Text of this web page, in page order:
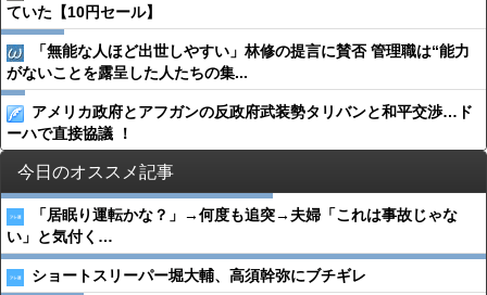
ていた【10円セール】
「無能な人ほど出世しやすい」林修の提言に賛否 管理職は“能力
がないことを露呈した人たちの集...
アメリカ政府とアフガンの反政府武装勢タリバンと和平交渉…ド
ーハで直接協議 ！
今日のオススメ記事
「居眠り運転かな？」→何度も追突→夫婦「これは事故じゃな
い」と気付く…
ショートスリーパー堀大輔、高須幹弥にブチギレ